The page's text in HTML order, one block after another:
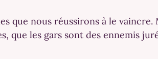
que nous réussirons à le vaincre.
que les gars sont des ennemis